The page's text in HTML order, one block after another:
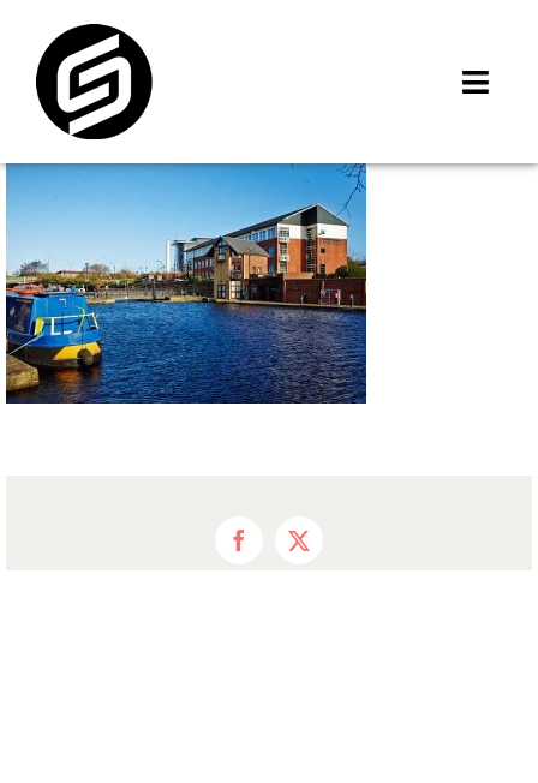
content
iPhone 回收價
線上商城
3C租賃
Facebook
X